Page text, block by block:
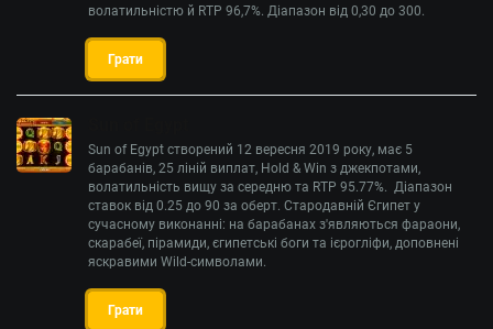
волатильністю й RTP 96,7%. Діапазон від 0,30 до 300.
Грати
Sun of Egypt створений 12 вересня 2019 року, має 5
барабанів, 25 ліній виплат, Hold & Win з джекпотами,
волатильність вищу за середню та RTP 95.77%. Діапазон
ставок від 0.25 до 90 за оберт. Стародавній Єгипет у
сучасному виконанні: на барабанах з'являються фараони,
скарабеї, пірамиди, єгипетські боги та ієрогліфи, доповнені
яскравими Wild-символами.
Грати